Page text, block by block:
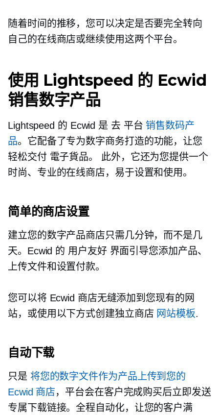
随着时间的推移，您可以决定是否要完全转向
自己的在线商店或继续使用这两个平台。
使用 Lightspeed 的 Ecwid
销售数字产品
Lightspeed 的 Ecwid 是 去 平台销售数码产
品。它配备了专为数字商务打造的功能，让您
轻松交付 電子貨品。
此外，它还为您提供一个
时尚、专业的在线商店，易于设置和使用。
简单的商店设置
建立您的数字产品商店只需几分钟，而不是几
天。Ecwid 的 用户友好界面引导您添加产品、
上传文件和设置付款。
您可以将 Ecwid 商店无缝添加到您现有的网
站，或使用以下方式创建独立商店 网站模板.
自动下载
只是 将您的数字文件作为产品上传到您的
Ecwid 商店，平台会在客户完成购买后立即发送
专属下载链接。全程自动化，让您的客户满